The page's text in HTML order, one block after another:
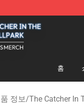
Official The Catcher
홈
정보/The Catcher In